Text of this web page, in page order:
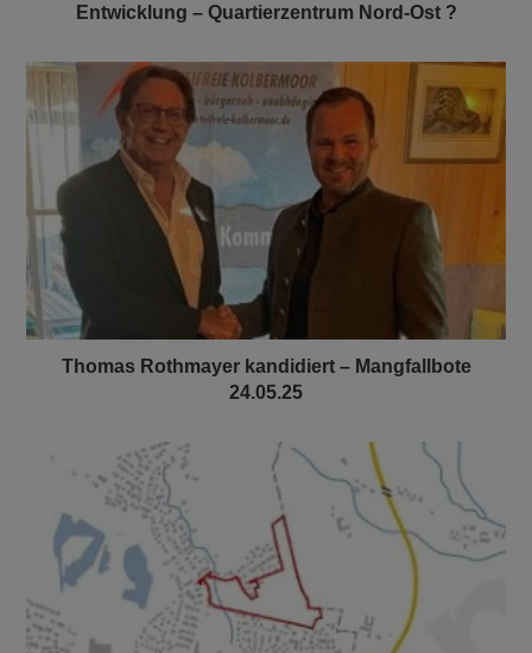
Entwicklung – Quartierzentrum Nord-Ost ?
Thomas Rothmayer kandidiert – Mangfallbote
24.05.25